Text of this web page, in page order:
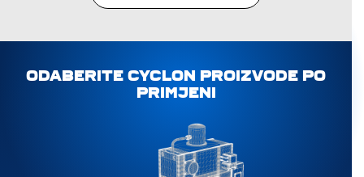
ODABERITE CYCLON PROIZVODE PO
PRIMJENI